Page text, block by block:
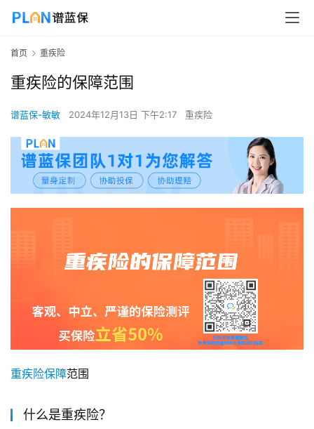
首页 重疾险
重疾险的保障范围
谱蓝保-敏敏 2024年12月13日 下午2:17 重疾险
重疾险保障范围
什么是重疾险？